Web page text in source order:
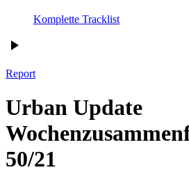
Komplette Tracklist
play_arrow
Report
Urban Update
50/21